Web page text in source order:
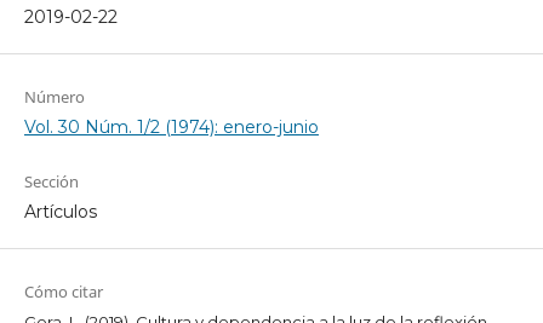
2019-02-22
Número
Vol. 30 Núm. 1/2 (1974): enero-junio
Sección
Artículos
Cómo citar